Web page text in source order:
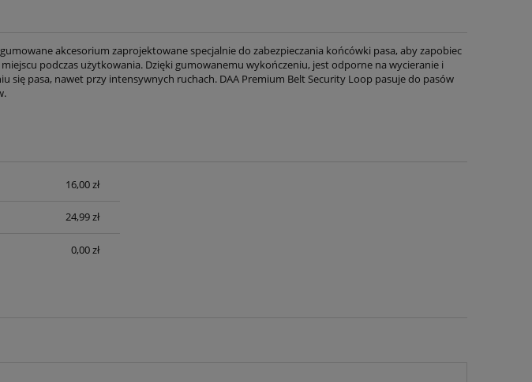
akcesorium zaprojektowane specjalnie do zabezpieczania końcówki pasa, aby zapobiec
podczas użytkowania. Dzięki gumowanemu wykończeniu, jest odporne na wycieranie i
się pasa, nawet przy intensywnych ruchach. DAA Premium Belt Security Loop pasuje do pasów
kosztów16,00 zł
24,99 zł
0,00 zł